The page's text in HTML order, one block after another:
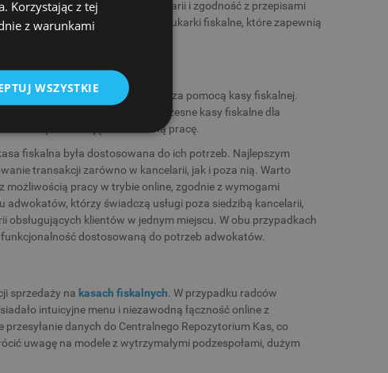
na sprawne prowadzenie kancelarii i zgodność z przepisami
wysokiej jakości kasy i drukarki fiskalne, które zapewnią
ewidencjonowania przychodów za pomocą kasy fiskalnej.
jak i komfort pracy. Nowoczesne kasy fiskalne dla
funkcje ułatwiające codzienną pracę.
fiskalna była dostosowana do ich potrzeb. Najlepszym
transakcji zarówno w kancelarii, jak i poza nią. Warto
pracy w trybie online, zgodnie z wymogami
którzy świadczą usługi poza siedzibą kancelarii,
klientów w jednym miejscu. W obu przypadkach
dostosowaną do potrzeb adwokatów.
sprzedaży na kasach fiskalnych. W przypadku radców
intuicyjne menu i niezawodną łączność online z
danych do Centralnego Repozytorium Kas, co
uwagę na modele z wytrzymałymi podzespołami, dużym
Korzystając z tej
z warunkami
WSZYSTKIE